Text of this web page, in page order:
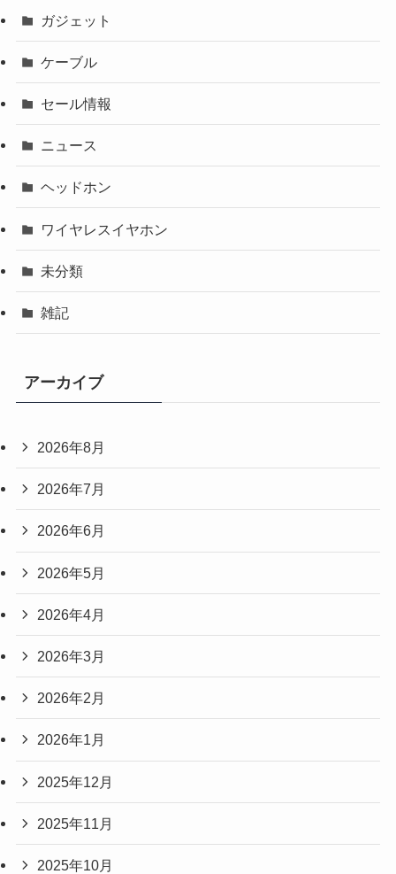
ガジェット
ケーブル
セール情報
ニュース
ヘッドホン
ワイヤレスイヤホン
未分類
雑記
アーカイブ
2026年8月
2026年7月
2026年6月
2026年5月
2026年4月
2026年3月
2026年2月
2026年1月
2025年12月
2025年11月
2025年10月